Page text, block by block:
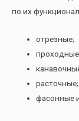
по их
отрезные;
расточные;
фасонные